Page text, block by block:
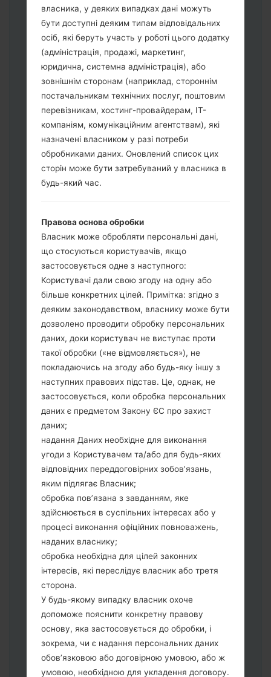
Завантажте на свій ПК:Odin 3.
Далі завантажте та розпакуйте файл
прошивки тут) або 5 (Вибрати 5 файл
прошивки тут) файлів для прошивки:
AP: "System & Recovery"
CP: "Modem & Radio"
CSC_***: "Country & Region & Operator"
HOME_CSC_***: "Country & Region &
Operator"
Додайте усі файли у програму Odin 3.
Якщо ви хочете прошити телефон та
скинути до заводських налаштувань
оберіть CSC_***, у іншому випадку
виберіть HOME_CSC_*** для
збереження Ваших даних.
Тепер вимкніть пристрій і увійдіть у
"Download" режим. Усі методи як це
зробити:
Натисніть та утримуйти клавіші:
живлення, збільшення гучності та Bixbi.
Натисніть та утримуйте клавіші:
зменшення та збільшення гучності.
Підключивши телефон до ПК
використовуючи USB кабель.
Натисніть та утримуйти клавіші:
живлення, збільшення гучності та
додому.
Підключіть USB кабель та натисніть
клавіші: зменшення звуку та Bixbi.
Натисніть та утримуйти клавіші:
живлення та збільшення гучності.
Далі підключить телефон до ПК,
програма Odin повина виявити Ваш
власника, у деяких випадках дані можуть
бути доступні деяким типам відповідальних
осіб, які беруть участь у роботі цього додатку
(адміністрація, продажі, маркетинг,
юридична, системна адміністрація), або
зовнішнім сторонам (наприклад, стороннім
постачальникам технічних послуг, поштовим
перевізникам, хостинг-провайдерам, ІТ-
компаніям, комунікаційним агентствам), які
назначені власником у разі потреби
обробниками даних. Оновлений список цих
сторін може бути затребуваний у власника в
будь-який час.
Правова основа обробки
Власник може обробляти персональні дані,
що стосуються користувачів, якщо
застосовується одне з наступного:
Користувачі дали свою згоду на одну або
більше конкретних цілей. Примітка: згідно з
деяким законодавством, власнику може бути
дозволено проводити обробку персональних
даних, доки користувач не виступає проти
такої обробки («не відмовляється»), не
покладаючись на згоду або будь-яку іншу з
наступних правових підстав. Це, однак, не
застосовується, коли обробка персональних
даних є предметом Закону ЄС про захист
даних;
надання Даних необхідне для виконання
угоди з Користувачем та/або для будь-яких
відповідних переддоговірних зобов’язань,
яким підлягає Власник;
обробка пов’язана з завданням, яке
здійснюється в суспільних інтересах або у
процесі виконання офіційних повноважень,
наданих власнику;
обробка необхідна для цілей законних
інтересів, які переслідує власник або третя
сторона.
У будь-якому випадку власник охоче
допоможе пояснити конкретну правову
основу, яка застосовується до обробки, і
зокрема, чи є надання персональних даних
обов’язковою або договірною умовою, або ж
умовою, необхідною для укладення договору.